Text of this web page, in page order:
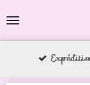
principal